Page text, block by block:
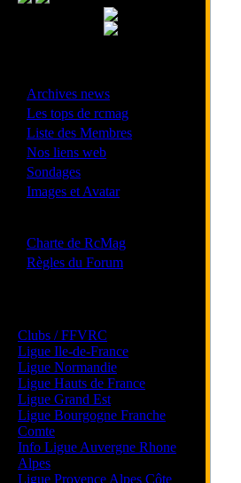
Archives news
Les tops de rcmag
Liste des Membres
Nos liens web
Sondages
Images et Avatar
Charte de RcMag
Règles du Forum
Clubs / FFVRC
Ligue Ile-de-France
Ligue Normandie
Ligue Hauts de France
Ligue Grand Est
Ligue Bourgogne Franche
Comte
Info Ligue Auvergne Rhone
Alpes
Ligue Provence Alpes Côte